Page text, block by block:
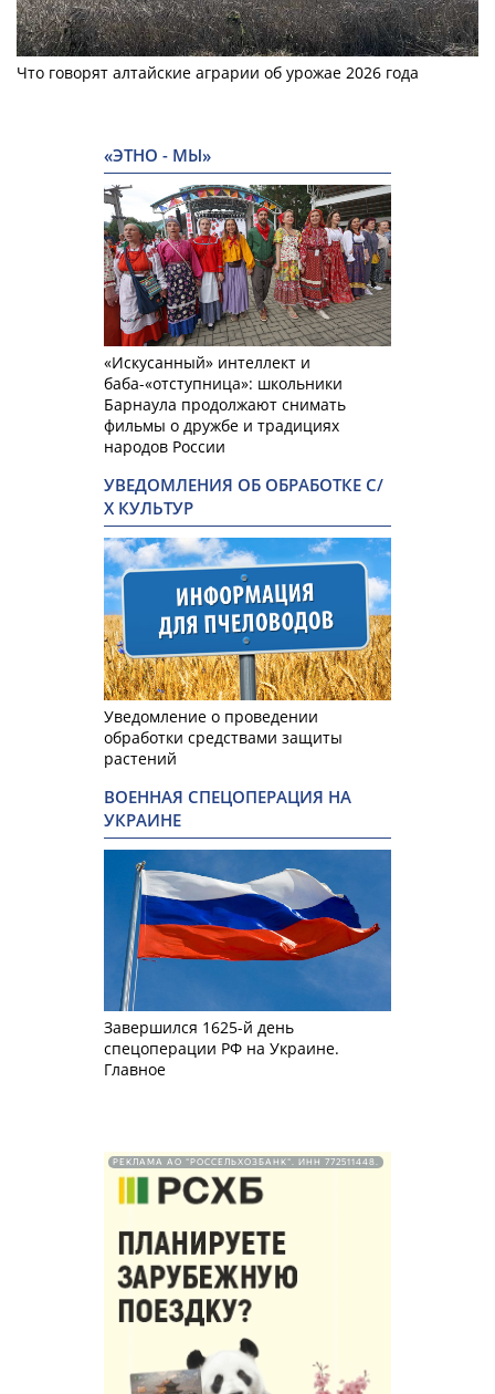
Что говорят алтайские аграрии об урожае 2026 года
«ЭТНО - МЫ»
«Искусанный» интеллект и
баба-«отступница»: школьники
Барнаула продолжают снимать
фильмы о дружбе и традициях
народов России
УВЕДОМЛЕНИЯ ОБ ОБРАБОТКЕ С/
Х КУЛЬТУР
Уведомление о проведении
обработки средствами защиты
растений
ВОЕННАЯ СПЕЦОПЕРАЦИЯ НА
УКРАИНЕ
Завершился 1625-й день
спецоперации РФ на Украине.
Главное
РЕКЛАМА АО "РОССЕЛЬХОЗБАНК". ИНН 772511448.